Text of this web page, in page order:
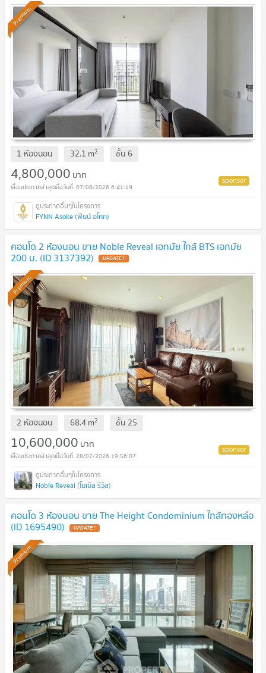
Premium
1 ห้องนอน 32.1 m2 ชั้น 6
4,800,000 บาท
07/08/2026 6:41:19
FYNN Asoke (ฟินน์ อโศก)
คอนโด 2 ห้องนอน ขาย Noble Reveal เอกมัย ใกล้ BTS เอกมัย
200 ม. (ID 3137392) UPDATE !
Premium
2 ห้องนอน 68.4m2 ชั้น 25
10,600,000 บาท
28/07/2026 19:56:07
Noble Reveal (โนเบิล รีวิล)
คอนโด 3 ห้องนอน ขาย The Height Condominium ใกล้ทองหล่อ
(ID 1695490) UPDATE !
Premium